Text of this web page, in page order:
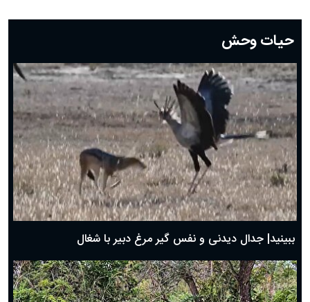
دعای روز بیستم ماه رمضان؛ ۱۹ اسفند ۱۴۰۴
دعای روز هشتم ماه مبارک رمضان؛ ۷ اسفند ماه ۱۴۰۴
دعای روز هفتم ماه رمضان؛ ۶ اسفند ۱۴۰۴
دعای روز ششم ماه رمضان؛ ۵ اسفند ۱۴۰۴
دعای روز پنجم ماه رمضان؛ ۴ اسفند ۱۴۰۴
دعای روز چهارم ماه مبارک رمضان؛ ۳ اسفند ۱۴۰۴
دعای روز سوم ماه مبارک رمضان؛ ۱۴ اسفند ۱۴۰۴
دعای روز دوم ماه مبارک رمضان ۱ اسفند ماه ۱۴۰۴
دعای روز اول ماه مبارک رمضان، ۳۰ بهمن ۱۴۰۴
حضرت زینب(س) چگونه از دنیا رفت؟
بهترین پیامک تبریک روز پدر ۱۴۰۴؛ جملات زیبا و صمیمانه
حیات وحش
ببینید| جدال دیدنی و نفس گیر مرغ دبیر با شغال